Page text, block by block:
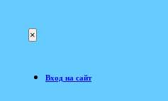
×
Вход на сайт